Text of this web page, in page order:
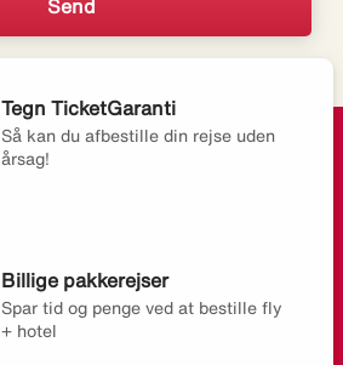
Tegn TicketGaranti
Så kan du afbestille din rejse uden
årsag!
Billige pakkerejser
Spar tid og penge ved at bestille fly
+ hotel